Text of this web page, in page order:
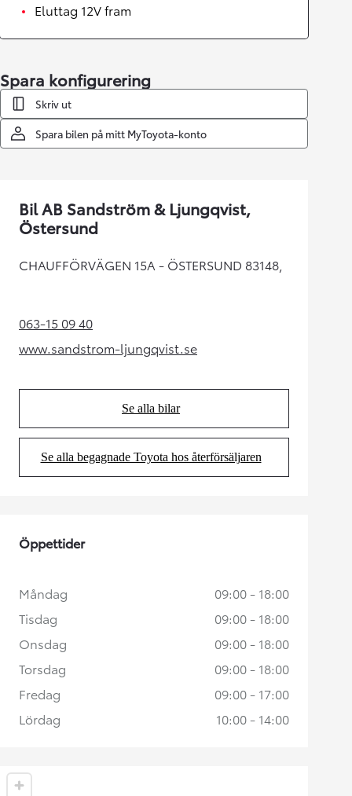
Eluttag 12V fram
Spara konfigurering
Skriv ut
Spara bilen på mitt MyToyota-konto
Bil AB Sandström & Ljungqvist,
Östersund
CHAUFFÖRVÄGEN 15A - ÖSTERSUND 83148,
063-15 09 40(Opens in new tab)
www.sandstrom-ljungqvist.se
(Opens in new tab)
Se alla bilar
(Opens in new tab)
Se alla begagnade Toyota hos återförsäljaren
(Opens in new tab)
Öppettider
Måndag
09:00 - 18:00
Tisdag
09:00 - 18:00
Onsdag
09:00 - 18:00
Torsdag
09:00 - 18:00
Fredag
09:00 - 17:00
Lördag
10:00 - 14:00